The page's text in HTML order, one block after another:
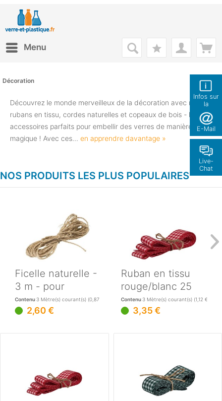
Infos sur
la
boutique
E-Mail
Live-
Chat
Menu
Décoration
Découvrez le monde merveilleux de la décoration avec nos
rubans en tissu, cordes naturelles et copeaux de bois - les
accessoires parfaits pour embellir des verres de manière
magique ! Avec ces... en apprendre davantage »
NOS PRODUITS LES PLUS POPULAIRES
Ficelle naturelle -
3 m - pour
décorer et fixer...
Contenu 3 Mètre(s) courant(s) (0,87 € / 1 Mètre(s) courant(s))
2,60 €
Ruban en tissu
rouge/blanc 25
mm de largeur -
3...
Contenu 3 Mètre(s) courant(s) (1,12 € / 1
3,35 €